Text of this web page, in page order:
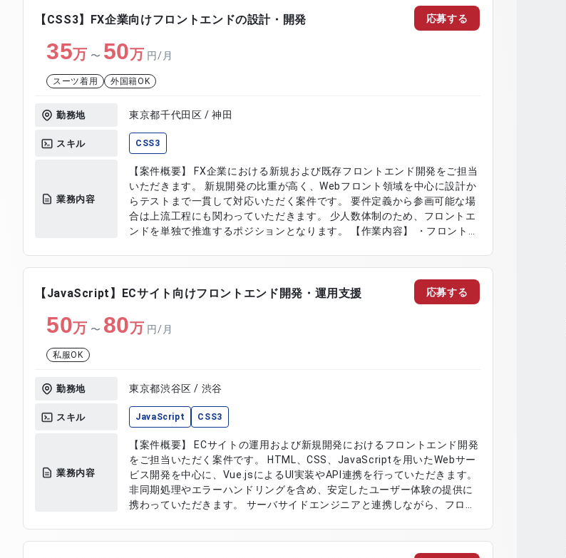
グ対応 ・GCPおよびKubernetesを用いたインフラ構築および環境整備 ・
Docker、Nginxを用いた開発環境構築対応 ・UI/UXデザインおよびアプリ
デザインサポート対応
【CSS3】FX企業向けフロントエンドの設計・開発
35万 〜 50万 円/月
スーツ着用 外国籍OK
勤務地 東京都千代田区 / 神田
スキル CSS3
業務内容
【案件概要】 FX企業における新規および既存フロントエンド開発をご担当
いただきます。 新規開発の比重が高く、Webフロント領域を中心に設計か
らテストまで一貫して対応いただく案件です。 要件定義から参画可能な場
合は上流工程にも関わっていただきます。 少人数体制のため、フロントエ
ンドを単独で推進するポジションとなります。 【作業内容】 ・フロントエ
応募する
【JavaScript】ECサイト向けフロントエンド開発・運用支援
50万 〜 80万 円/月
私服OK
勤務地 東京都渋谷区 / 渋谷
スキル JavaScript CSS3
業務内容
【案件概要】 ECサイトの運用および新規開発におけるフロントエンド開発
をご担当いただく案件です。 HTML、CSS、JavaScriptを用いたWebサー
ビス開発を中心に、Vue.jsによるUI実装やAPI連携を行っていただきます。
非同期処理やエラーハンドリングを含め、安定したユーザー体験の提供に
携わっていただきます。 サーバサイドエンジニアと連携しながら、フロン
応募する